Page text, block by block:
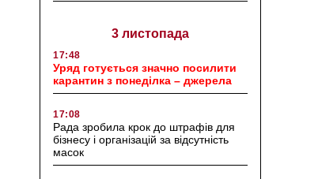
3 листопада
17:48
Уряд готується значно посилити
карантин з понеділка – джерела
17:08
Рада зробила крок до штрафів для
бізнесу і організацій за відсутність
масок